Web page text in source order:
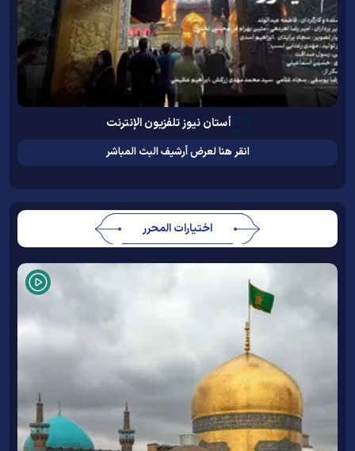
أستان نيوز تلفزيون الإنترنت
انقر هنا لعرض أرشيف البث المباشر
اختيارات المحرر